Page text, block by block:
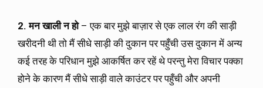
2. मन खाली न हो– एक बार मुझे बाज़ार से एक लाल रंग की साड़ी
खरीदनी थी तो मैं सीधे साड़ी की दुकान पर पहुँची उस दुकान में अन्य
कई तरह के परिधान मुझे आकर्षित कर रहें थे परन्तु मेरा विचार पक्का
होने के कारण मैं सीधे साड़ी वाले काउंटर पर पहुँची और अपनी